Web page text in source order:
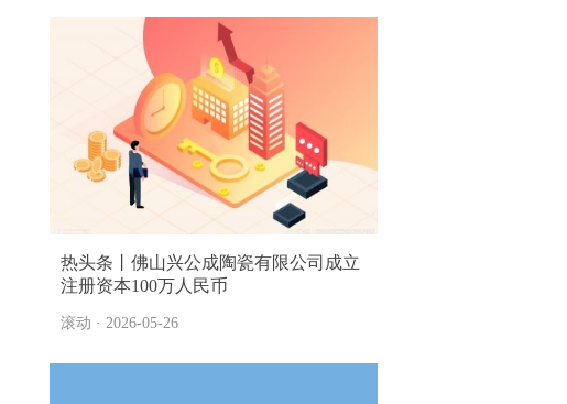
热头条丨佛山兴公成陶瓷有限公司成立
注册资本100万人民币
滚动 · 2026-05-26